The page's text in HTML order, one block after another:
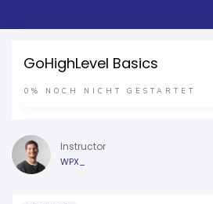
GoHighLevel Basics
0% NOCH NICHT GESTARTET
Instructor
WPX_